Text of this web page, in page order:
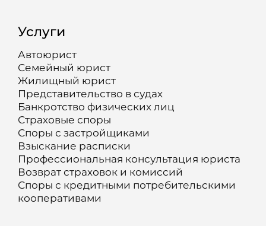
Услуги
Автоюрист
Семейный юрист
Жилищный юрист
Представительство в судах
Банкротство физических лиц
Страховые споры
Споры с застройщиками
Взыскание расписки
Профессиональная консультация юриста
Возврат страховок и комиссий
Споры с кредитными потребительскими
кооперативами